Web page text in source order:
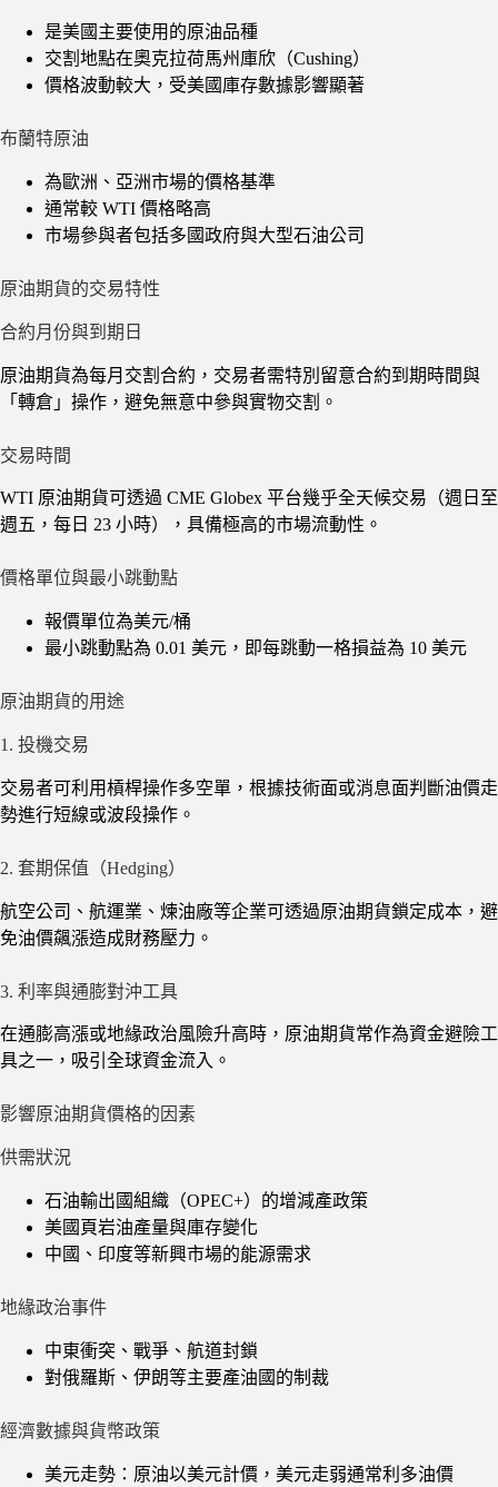
是美國主要使用的原油品種
交割地點在奧克拉荷馬州庫欣（Cushing）
價格波動較大，受美國庫存數據影響顯著
布蘭特原油
為歐洲、亞洲市場的價格基準
通常較 WTI 價格略高
市場參與者包括多國政府與大型石油公司
原油期貨的交易特性
合約月份與到期日
原油期貨為每月交割合約，交易者需特別留意合約到期時間與
「轉倉」操作，避免無意中參與實物交割。
交易時間
WTI 原油期貨可透過 CME Globex 平台幾乎全天候交易（週日至
週五，每日 23 小時），具備極高的市場流動性。
價格單位與最小跳動點
報價單位為美元/桶
最小跳動點為 0.01 美元，即每跳動一格損益為 10 美元
原油期貨的用途
1. 投機交易
交易者可利用槓桿操作多空單，根據技術面或消息面判斷油價走
勢進行短線或波段操作。
2. 套期保值（Hedging）
航空公司、航運業、煉油廠等企業可透過原油期貨鎖定成本，避
免油價飆漲造成財務壓力。
3. 利率與通膨對沖工具
在通膨高漲或地緣政治風險升高時，原油期貨常作為資金避險工
具之一，吸引全球資金流入。
影響原油期貨價格的因素
供需狀況
石油輸出國組織（OPEC+）的增減產政策
美國頁岩油產量與庫存變化
中國、印度等新興市場的能源需求
地緣政治事件
中東衝突、戰爭、航道封鎖
對俄羅斯、伊朗等主要產油國的制裁
經濟數據與貨幣政策
美元走勢：原油以美元計價，美元走弱通常利多油價